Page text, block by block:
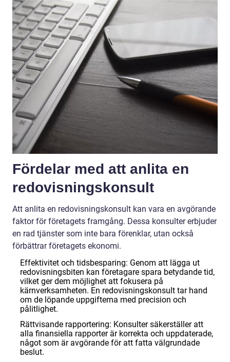
Fördelar med att anlita en
redovisningskonsult
Att anlita en redovisningskonsult kan vara en avgörande
faktor för företagets framgång. Dessa konsulter erbjuder
en rad tjänster som inte bara förenklar, utan också
förbättrar företagets ekonomi.
Effektivitet och tidsbesparing: Genom att lägga ut
redovisningsbiten kan företagare spara betydande tid,
vilket ger dem möjlighet att fokusera på
kärnverksamheten. En redovisningskonsult tar hand
om de löpande uppgifterna med precision och
pålitlighet.
Rättvisande rapportering: Konsulter säkerställer att
alla finansiella rapporter är korrekta och uppdaterade,
något som är avgörande för att fatta välgrundade
beslut.